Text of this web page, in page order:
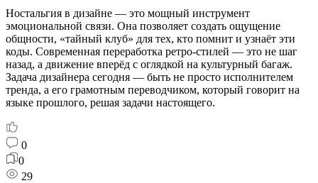
Ностальгия в дизайне — это мощный инструмент
эмоциональной связи. Она позволяет создать ощущение
общности, «тайный клуб» для тех, кто помнит и узнаёт эти
коды. Современная переработка ретро-стилей — это не шаг
назад, а движение вперёд с оглядкой на культурный багаж.
Задача дизайнера сегодня — быть не просто исполнителем
тренда, а его грамотным переводчиком, который говорит на
языке прошлого, решая задачи настоящего.
0
0
29